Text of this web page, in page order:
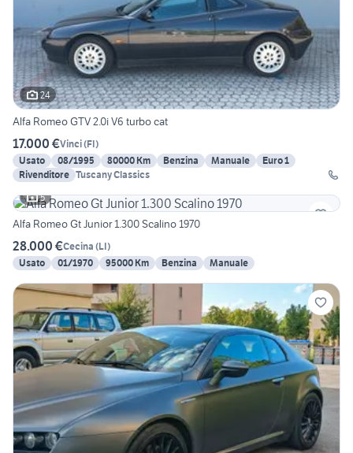
24
Alfa Romeo GTV 2.0i V6 turbo cat
17.000 €Vinci(FI)
Usato
08/1995 80000 Km Benzina Manuale
Euro 1
Rivenditore Tuscany Classics
5
Alfa Romeo Gt Junior 1.300 Scalino 1970
28.000 €Cecina (LI)
Usato
01/1970 95000 Km Benzina Manuale